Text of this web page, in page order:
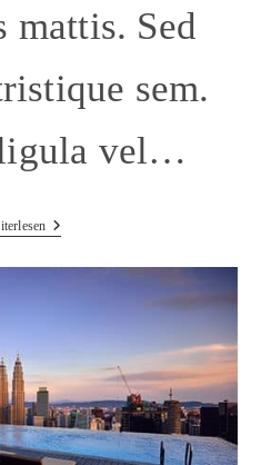
mattis. Sed
sem.
vel…
Interdum